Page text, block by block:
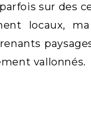
sur des
locaux,
vallonnés.